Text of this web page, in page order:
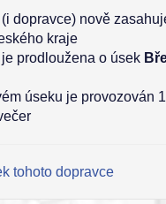
(i dopravce) nově
kraje
je prodloužena o úsek
úseku je provozován
tohoto dopravce